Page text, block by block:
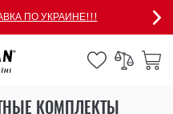
ПО УКРАИНЕ!!!
КОМПЛЕКТЫ